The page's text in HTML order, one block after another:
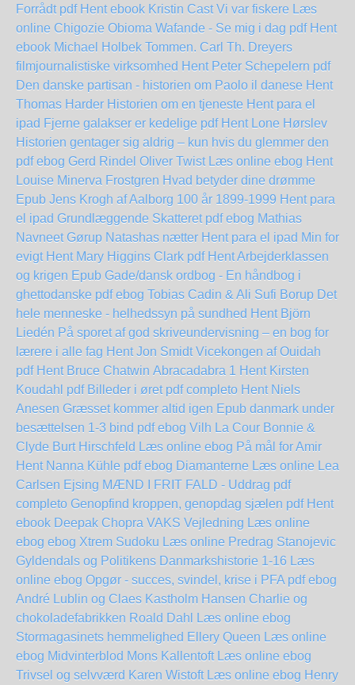
Forrådt pdf Hent ebook Kristin Cast Vi var fiskere Læs
online Chigozie Obioma Wafande - Se mig i dag pdf Hent
ebook Michael Holbek Tommen. Carl Th. Dreyers
filmjournalistiske virksomhed Hent Peter Schepelern pdf
Den danske partisan - historien om Paolo il danese Hent
Thomas Harder Historien om en tjeneste Hent para el
ipad Fjerne galakser er kedelige pdf Hent Lone Hørslev
Historien gentager sig aldrig – kun hvis du glemmer den
pdf ebog Gerd Rindel Oliver Twist Læs online ebog Hent
Louise Minerva Frostgren Hvad betyder dine drømme
Epub Jens Krogh af Aalborg 100 år 1899-1999 Hent para
el ipad Grundlæggende Skatteret pdf ebog Mathias
Navneet Gørup Natashas nætter Hent para el ipad Min for
evigt Hent Mary Higgins Clark pdf Hent Arbejderklassen
og krigen Epub Gade/dansk ordbog - En håndbog i
ghettodanske pdf ebog Tobias Cadin & Ali Sufi Borup Det
hele menneske - helhedssyn på sundhed Hent Björn
Liedén På sporet af god skriveundervisning – en bog for
lærere i alle fag Hent Jon Smidt Vicekongen af Ouidah
pdf Hent Bruce Chatwin Abracadabra 1 Hent Kirsten
Koudahl pdf Billeder i øret pdf completo Hent Niels
Anesen Græsset kommer altid igen Epub danmark under
besættelsen 1-3 bind pdf ebog Vilh La Cour Bonnie &
Clyde Burt Hirschfeld Læs online ebog På mål for Amir
Hent Nanna Kühle pdf ebog Diamanterne Læs online Lea
Carlsen Ejsing MÆND I FRIT FALD - Uddrag pdf
completo Genopfind kroppen, genopdag sjælen pdf Hent
ebook Deepak Chopra VAKS Vejledning Læs online
ebog ebog Xtrem Sudoku Læs online Predrag Stanojevic
Gyldendals og Politikens Danmarkshistorie 1-16 Læs
online ebog Opgør - succes, svindel, krise i PFA pdf ebog
André Lublin og Claes Kastholm Hansen Charlie og
chokoladefabrikken Roald Dahl Læs online ebog
Stormagasinets hemmelighed Ellery Queen Læs online
ebog Midvinterblod Mons Kallentoft Læs online ebog
Trivsel og selvværd Karen Wistoft Læs online ebog Henry